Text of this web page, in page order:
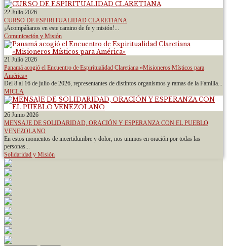
22 Julio 2026
CURSO DE ESPIRITUALIDAD CLARETIANA
¡Acompáñanos en este camino de fe y misión!...
Comunicación y Misión
21 Julio 2026
Panamá acogió el Encuentro de Espiritualidad Claretiana «Misioneros Místicos para
América»
Del 8 al 16 de julio de 2026, representantes de distintos organismos y ramas de la Familia...
MICLA
26 Junio 2026
MENSAJE DE SOLIDARIDAD, ORACIÓN Y ESPERANZA CON EL PUEBLO
VENEZOLANO
En estos momentos de incertidumbre y dolor, nos unimos en oración por todas las
personas...
Solidaridad y Misión